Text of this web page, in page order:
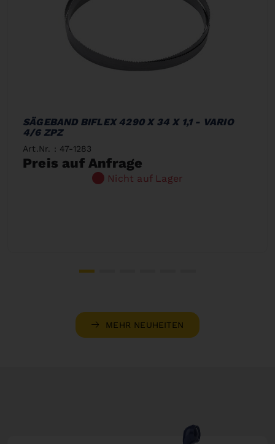
SÄGEBAND BIFLEX 4290 X 34 X 1,1 - VARIO
4/6 ZPZ
Art.Nr. : 47-1283
Preis auf Anfrage
Nicht auf Lager
MEHR NEUHEITEN